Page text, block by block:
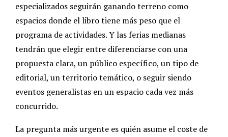
especializados seguirán ganando terreno como
espacios donde el libro tiene más peso que el
programa de actividades. Y las ferias medianas
tendrán que elegir entre diferenciarse con una
propuesta clara, un público específico, un tipo de
editorial, un territorio temático, o seguir siendo
eventos generalistas en un espacio cada vez más
concurrido.
La pregunta más urgente es quién asume el coste de